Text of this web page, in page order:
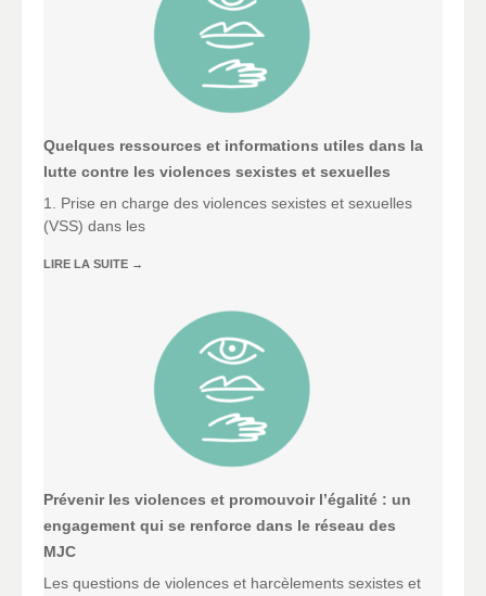
Quelques ressources et informations utiles dans la
lutte contre les violences sexistes et sexuelles
1. Prise en charge des violences sexistes et sexuelles
(VSS) dans les
LIRE LA SUITE →
Prévenir les violences et promouvoir l’égalité : un
engagement qui se renforce dans le réseau des
MJC
Les questions de violences et harcèlements sexistes et